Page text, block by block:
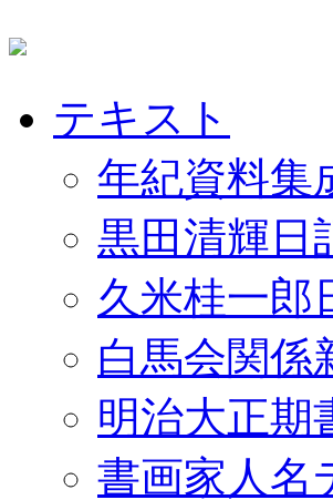
テキスト
年紀資料集
黒田清輝日
久米桂一郎
白馬会関係
明治大正期
書画家人名